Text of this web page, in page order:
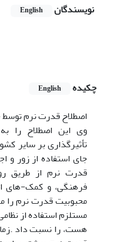
نویسندگان English
چکیده
English
وی این اصطلاح را
تأثیرگذاری بر سایر
جای استفاده از زور و
قدرت نرم از طریق
فرهنگی، و کمک-های
محبوبیت قدرت نرم
مستلزم استفاده از
هست، را نسبت داد